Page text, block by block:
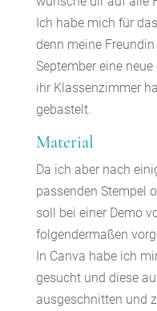
Ich habe mich für
denn meine
September eine
ihr Klassenzimmer
gebastelt.
Material
Da ich aber nach
passenden Stempel
soll bei einer Demo
folgendermaßen
In Canva habe ich
gesucht und diese
ausgeschnitten und